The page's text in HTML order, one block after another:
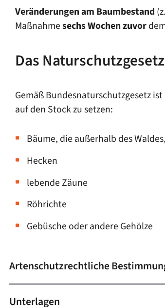
Veränderungen am Baumbestand
Maßnahmesechs Wochen zuvor
Das
Gemäß Bundesnaturschutzgesetz
auf den Stock zu setzen:
Bäume, die außerhalb des
Hecken
lebende Zäune
Röhrichte
Gebüsche oder andere Gehölze
Artenschutzrechtliche
Unterlagen